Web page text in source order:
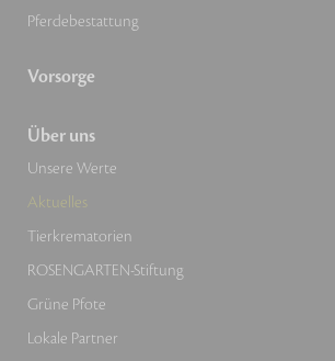
Pferdebestattung
Vorsorge
Über uns
Unsere Werte
Aktuelles
Tierkrematorien
ROSENGARTEN-Stiftung
Grüne Pfote
Lokale Partner